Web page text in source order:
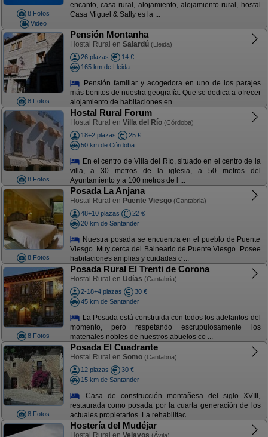
8 Fotos
Video
encanto, casa rural, alojamiento, alojamiento rural, hostal
Casa Miguel & Sally es la ...
8 Fotos
Pensión Montanha
Hostal Rural en Salardú (Lleida)
26 plazas
14 €
165 km de Lleida
Pensión familiar y acogedora en uno de los parajes
más bonitos de nuestra geografía. Que se dedica a ofrecer
alojamiento de habitaciones en ...
8 Fotos
Hostal Rural Forum
Hostal Rural en Villa del Río (Córdoba)
18+2 plazas
25 €
50 km de Córdoba
En el centro de Villa del Río, situado en el centro de la
villa, a 30 metros de la iglesia, a 50 metros del
Ayuntamiento y a 100 metros de l ...
8 Fotos
Posada La Anjana
Hostal Rural en Puente Viesgo (Cantabria)
48+10 plazas
22 €
20 km de Santander
Nuestra posada se encuentra en el pueblo de Puente
Viesgo. Muy cerca del Balneario de Puente Viesgo. Posee
habitaciones amplias y cuidadas c ...
8 Fotos
Posada Rural El Trenti de Corona
Hostal Rural en Udías (Cantabria)
2-18+4 plazas
30 €
45 km de Santander
La Posada está construida con todos los adelantos del
momento, pero respetando escrupulosamente los
materiales nobles de nuestros abuelos co ...
8 Fotos
Posada El Cuadrante
Hostal Rural en Somo (Cantabria)
12 plazas
30 €
15 km de Santander
Casa de construcción montañesa del siglo XVIII,
restaurada como posada por la cuarta generación de los
actuales propietarios. La rehabilitac ...
Hostería del Mudéjar
Hostal Rural en Velayos (Ávila)